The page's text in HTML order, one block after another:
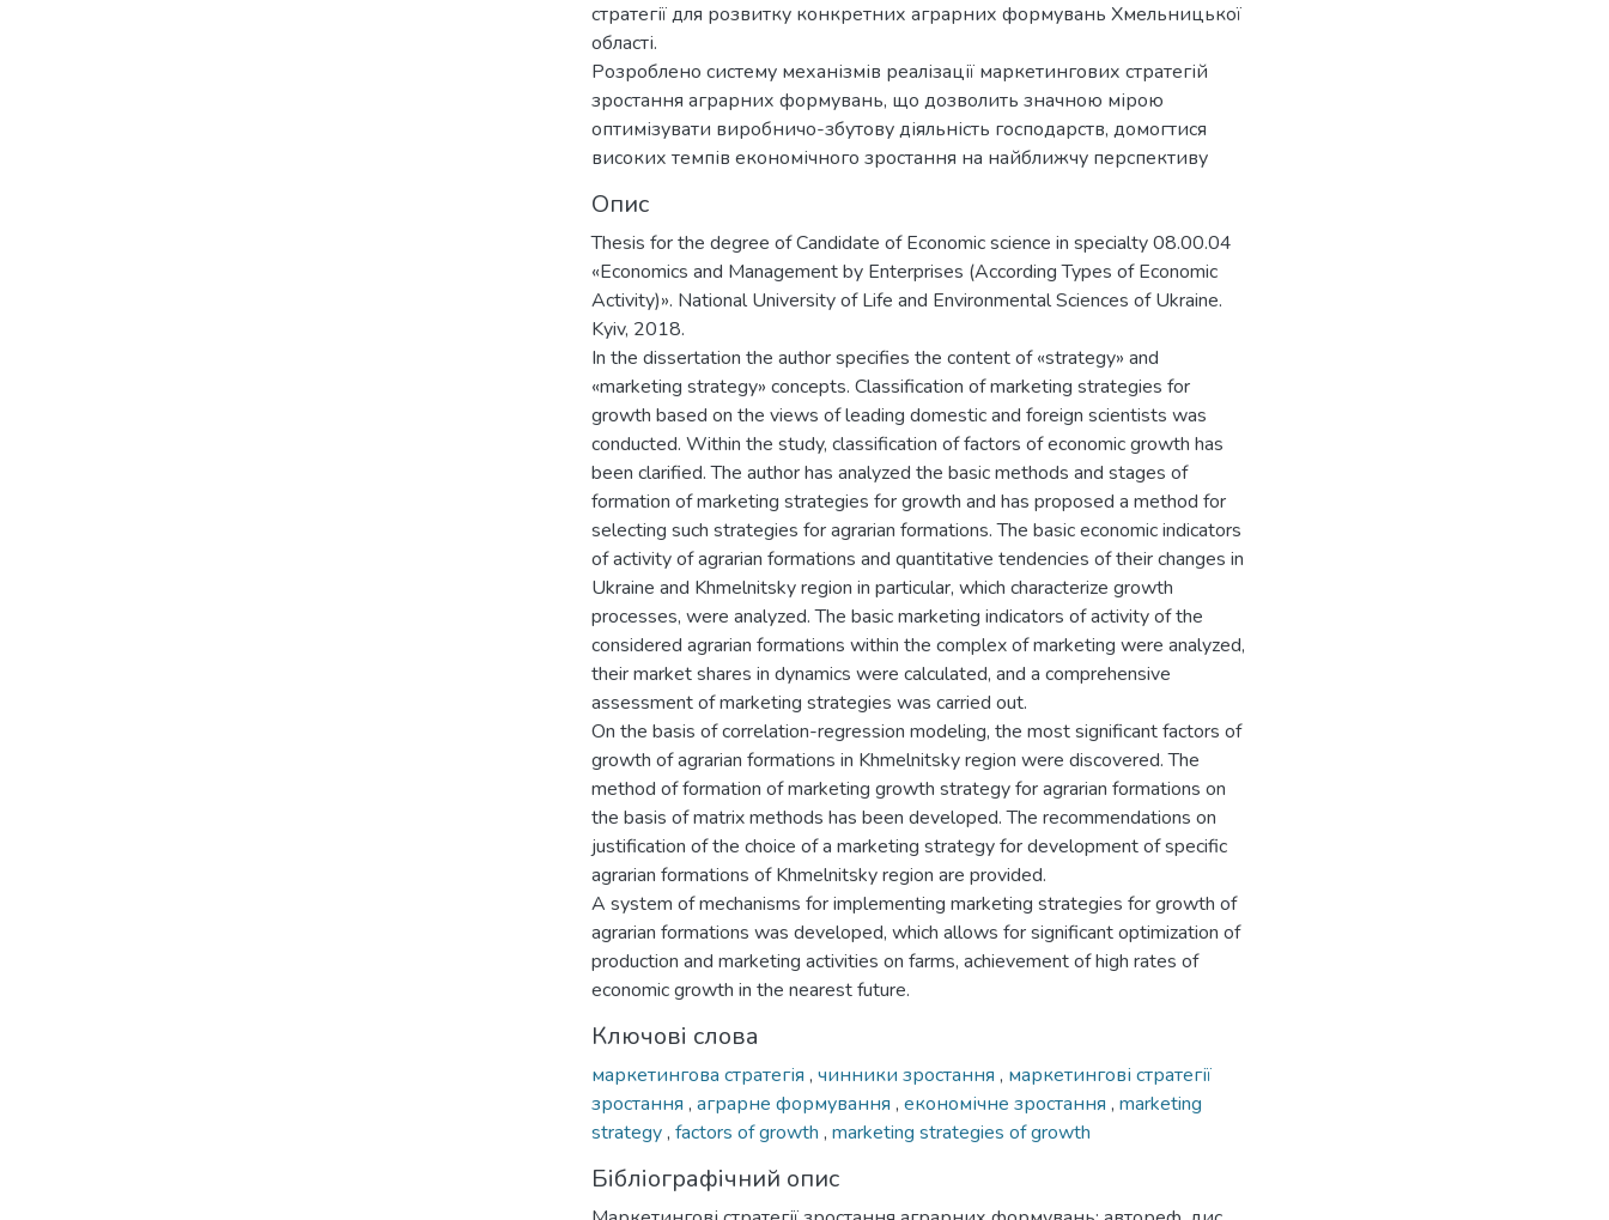
стратегії для розвитку конкретних аграрних формувань Хмельницької
області.
Розроблено систему механізмів реалізації маркетингових стратегій
зростання аграрних формувань, що дозволить значною мірою
оптимізувати виробничо-збутову діяльність господарств, домогтися
високих темпів економічного зростання на найближчу перспективу
Опис
Thesis for the degree of Candidate of Economic science in specialty 08.00.04
«Economics and Management by Enterprises (According Types of Economic
Activity)». National University of Life and Environmental Sciences of Ukraine.
Kyiv, 2018.
In the dissertation the author specifies the content of «strategy» and
«marketing strategy» concepts. Classification of marketing strategies for
growth based on the views of leading domestic and foreign scientists was
conducted. Within the study, classification of factors of economic growth has
been clarified. The author has analyzed the basic methods and stages of
formation of marketing strategies for growth and has proposed a method for
selecting such strategies for agrarian formations. The basic economic indicators
of activity of agrarian formations and quantitative tendencies of their changes in
Ukraine and Khmelnitsky region in particular, which characterize growth
processes, were analyzed. The basic marketing indicators of activity of the
considered agrarian formations within the complex of marketing were analyzed,
their market shares in dynamics were calculated, and a comprehensive
assessment of marketing strategies was carried out.
On the basis of correlation-regression modeling, the most significant factors of
growth of agrarian formations in Khmelnitsky region were discovered. The
method of formation of marketing growth strategy for agrarian formations on
the basis of matrix methods has been developed. The recommendations on
justification of the choice of a marketing strategy for development of specific
agrarian formations of Khmelnitsky region are provided.
A system of mechanisms for implementing marketing strategies for growth of
agrarian formations was developed, which allows for significant optimization of
production and marketing activities on farms, achievement of high rates of
economic growth in the nearest future.
Ключові слова
маркетингова стратегія , чинники зростання , маркетингові стратегії
зростання , аграрне формування , економічне зростання , marketing
strategy, factors of growth , marketing strategies of growth
Бібліографічний опис